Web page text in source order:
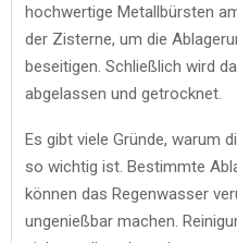
hochwertige Metallbürsten
der Zisterne, um die
beseitigen. Schließlich wird
abgelassen und getrocknet.
Es gibt viele Gründe, warum
so wichtig ist. Bestimmte
können das Regenwasser
ungenießbar machen.